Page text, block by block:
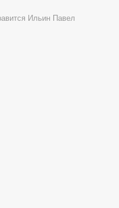
Ильин Павел